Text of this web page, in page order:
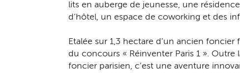
lits en auberge de jeunesse, une
d’hôtel, un espace de coworking et des
Etalée sur 1,3 hectare d’un ancien
du concours « Réinventer Paris 1 ».
foncier parisien, c’est une aventure